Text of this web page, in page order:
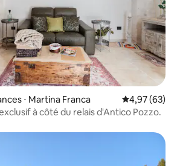
⋅ Martina Franca Évaluation
4,97 (63)
à côté du relais d'Antico Pozzo.